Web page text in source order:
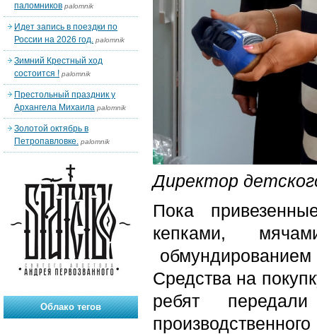
Директор
Пока
кепками,
обмундированием
Средства на
ребят передали
паломников palomnik
Идет запись в поездки по
России на 2026 год. palomnik
Зимний Крестный ход
состоится ! palomnik
Престольный праздник у
Архангела Михаила palomnik
Золотой октябрь в
Петропавловке. palomnik
Облако тегов